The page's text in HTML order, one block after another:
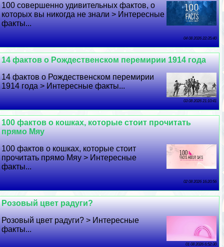
100 совершенно удивительных фактов, о
которых вы никогда не знали > Интересные
факты...
04 08 2026 22:35:40
14 фактов о Рождественском перемирии 1914 года
14 фактов о Рождественском перемирии
1914 года > Интересные факты...
03 08 2026 21:10:41
100 фактов о кошках, которые стоит прочитать
прямо Мяу
100 фактов о кошках, которые стоит
прочитать прямо Мяу > Интересные
факты...
02 08 2026 16:20:56
Розовый цвет радуги?
Розовый цвет радуги? > Интересные
факты...
01 08 2026 6:52:30